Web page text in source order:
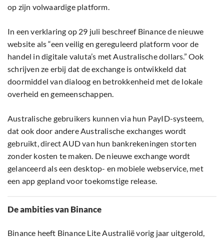
op zijn volwaardige platform.
In een verklaring op 29 juli beschreef Binance de nieuwe
website als “een veilig en gereguleerd platform voor de
handel in digitale valuta’s met Australische dollars.” Ook
schrijven ze erbij dat de exchange is ontwikkeld dat
doormiddel van dialoog en betrokkenheid met de lokale
overheid en gemeenschappen.
Australische gebruikers kunnen via hun PayID-systeem,
dat ook door andere Australische exchanges wordt
gebruikt, direct AUD van hun bankrekeningen storten
zonder kosten te maken. De nieuwe exchange wordt
gelanceerd als een desktop- en mobiele webservice, met
een app gepland voor toekomstige release.
De ambities van Binance
Binance heeft Binance Lite Australië vorig jaar uitgerold,